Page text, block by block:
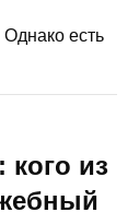
есть
из